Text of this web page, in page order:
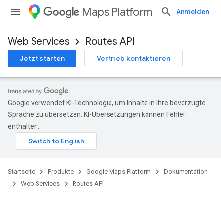
Maps Platform Anmelden
Web Services Routes API
Jetzt starten Vertrieb kontaktieren
Google verwendet KI-Technologie, um Inhalte in Ihre bevorzugte
Sprache zu übersetzen. KI-Übersetzungen können Fehler
enthalten.
Startseite Produkte Google Maps Platform
Dokumentation
Web Services
Routes API